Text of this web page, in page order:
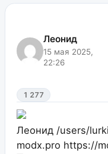
Леонид
15 мая 2025,
22:26
1 277
Леонид /users/
modx.pro https://